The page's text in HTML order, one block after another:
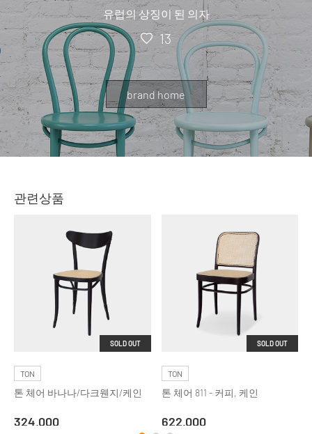
유럽의 상징이 된 의자
13
brand home
관련상품
SOLD OUT
TON
톤 체어 바나나/다크웬지/케인
324,000
SOLD OUT
TON
톤 체어 811 - 커피, 케인
622,000